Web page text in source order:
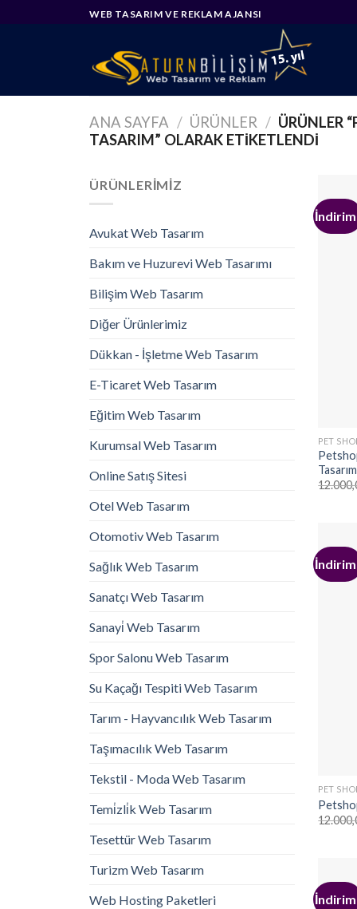
WEB TASARIM VE REKLAM AJANSI
ANA SAYFA / ÜRÜNLER / ÜRÜNLER
TASARIM” OLARAK ETIKETLENDI
ÜRÜNLERIMIZ
Avukat Web Tasarım
Bakım ve Huzurevi Web Tasarımı
Bilişim Web Tasarım
Diğer Ürünlerimiz
Dükkan - İşletme Web Tasarım
E-Ticaret Web Tasarım
Eğitim Web Tasarım
Kurumsal Web Tasarım
Online Satış Sitesi
Otel Web Tasarım
Otomotiv Web Tasarım
Sağlık Web Tasarım
Sanatçı Web Tasarım
Sanayi̇ Web Tasarım
Spor Salonu Web Tasarım
Su Kaçağı Tespiti Web Tasarım
Tarım - Hayvancılık Web Tasarım
Taşımacılık Web Tasarım
Tekstil - Moda Web Tasarım
Temi̇zli̇k Web Tasarım
Tesettür Web Tasarım
Turizm Web Tasarım
Web Hosting Paketleri
PET
PET